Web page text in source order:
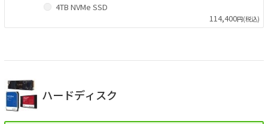
4TB NVMe SSD
114,400円(税込)
ハードディスク